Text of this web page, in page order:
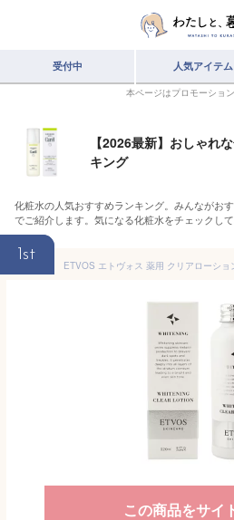
受付中 人気アイテム
本ページはプロモーショ
【2026最新】おしゃれ
キング
化粧水の人気おすすめランキング。みんながお
でご紹介します。気になる化粧水をチェックして
1st
この商品をサイ